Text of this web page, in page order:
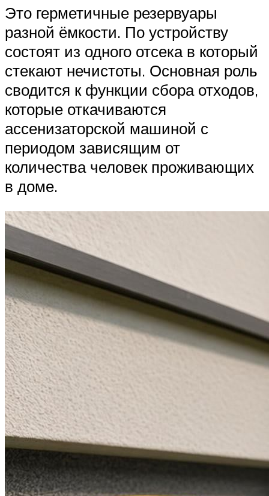
Это герметичные резервуары
разной ёмкости. По устройству
состоят из одного отсека в который
стекают нечистоты. Основная роль
сводится к функции сбора отходов,
которые откачиваются
ассенизаторской машиной с
периодом зависящим от
количества человек проживающих
в доме.